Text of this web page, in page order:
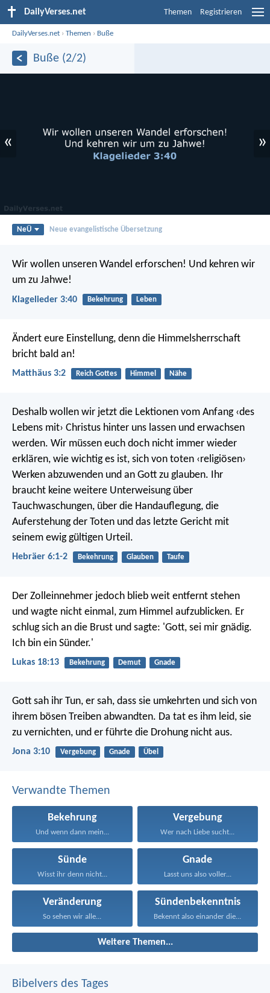
DailyVerses.net Themen Registrieren
DailyVerses.net ›Themen › Buße
Buße (2/2)
« »
NeÜ Neue evangelistische Übersetzung
Wir wollen unseren Wandel erforschen! Und kehren wir
um zu Jahwe!
Klagelieder 3:40 Bekehrung Leben
Ändert eure Einstellung, denn die Himmelsherrschaft
bricht bald an!
Matthäus 3:2 Reich Gottes Himmel Nähe
Deshalb wollen wir jetzt die Lektionen vom Anfang ‹des
Lebens mit› Christus hinter uns lassen und erwachsen
werden. Wir müssen euch doch nicht immer wieder
erklären, wie wichtig es ist, sich von toten ‹religiösen›
Werken abzuwenden und an Gott zu glauben. Ihr
braucht keine weitere Unterweisung über
Tauchwaschungen, über die Handauflegung, die
Auferstehung der Toten und das letzte Gericht mit
seinem ewig gültigen Urteil.
Hebräer 6:1-2 Bekehrung Glauben Taufe
Der Zolleinnehmer jedoch blieb weit entfernt stehen
und wagte nicht einmal, zum Himmel aufzublicken. Er
schlug sich an die Brust und sagte: 'Gott, sei mir gnädig.
Ich bin ein Sünder.'
Lukas 18:13 Bekehrung Demut Gnade
Gott sah ihr Tun, er sah, dass sie umkehrten und sich von
ihrem bösen Treiben abwandten. Da tat es ihm leid, sie
zu vernichten, und er führte die Drohung nicht aus.
Jona 3:10 Vergebung Gnade Übel
Verwandte Themen
Bekehrung
Und wenn dann mein...
Vergebung
Wer nach Liebe sucht...
Sünde
Wisst ihr denn nicht...
Gnade
Lasst uns also voller...
Veränderung
So sehen wir alle...
Sündenbekenntnis
Bekennt also einander die...
Weitere Themen...
Bibelvers des Tages